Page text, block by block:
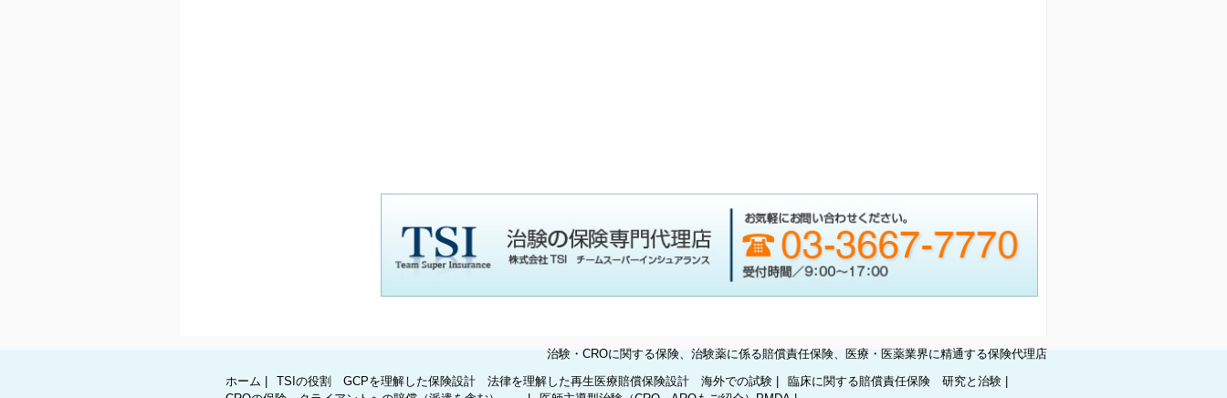
治験・CROに関する保険、治験薬に係る賠償責任保険、医療・医薬業界に精通する保険代理店
ホーム | TSIの役割 GCPを理解した保険設計 法律を理解した再生医療賠償保険設計 海外での試験 | 臨床に関する賠償責任保険 研究と治験 |